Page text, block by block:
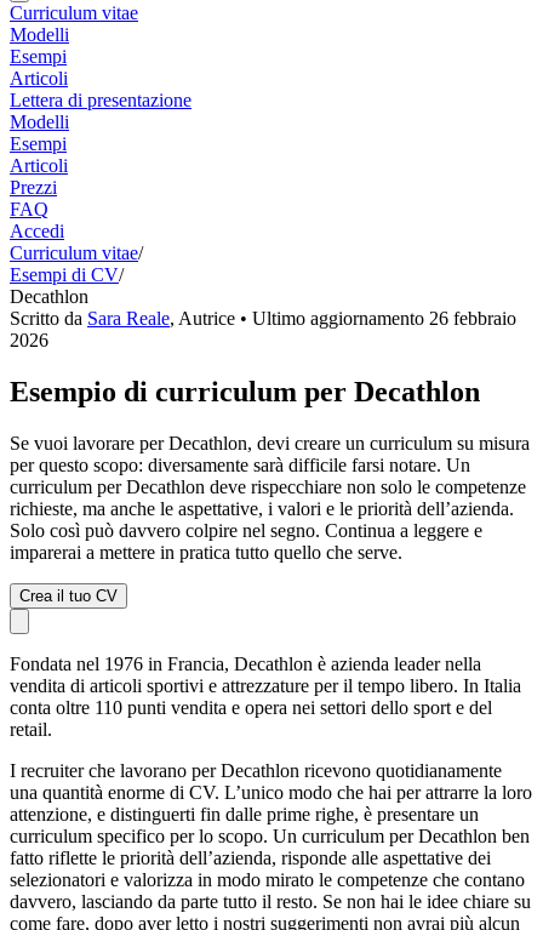
Curriculum vitae
Modelli
Esempi
Articoli
Lettera di presentazione
Modelli
Esempi
Articoli
Prezzi
FAQ
Accedi
Curriculum vitae/
Esempi di CV/
Decathlon
Scritto da Sara Reale, Autrice • Ultimo aggiornamento 26 febbraio
2026
Esempio di curriculum per Decathlon
Se vuoi lavorare per Decathlon, devi creare un curriculum su misura
per questo scopo: diversamente sarà difficile farsi notare. Un
curriculum per Decathlon deve rispecchiare non solo le competenze
richieste, ma anche le aspettative, i valori e le priorità dell’azienda.
Solo così può davvero colpire nel segno. Continua a leggere e
imparerai a mettere in pratica tutto quello che serve.
Crea il tuo CV
Fondata nel 1976 in Francia, Decathlon è azienda leader nella
vendita di articoli sportivi e attrezzature per il tempo libero. In Italia
conta oltre 110 punti vendita e opera nei settori dello sport e del
retail.
I recruiter che lavorano per Decathlon ricevono quotidianamente
una quantità enorme di CV. L’unico modo che hai per attrarre la loro
attenzione, e distinguerti fin dalle prime righe, è presentare un
curriculum specifico per lo scopo. Un curriculum per Decathlon ben
fatto riflette le priorità dell’azienda, risponde alle aspettative dei
selezionatori e valorizza in modo mirato le competenze che contano
davvero, lasciando da parte tutto il resto. Se non hai le idee chiare su
come fare, dopo aver letto i nostri suggerimenti non avrai più alcun